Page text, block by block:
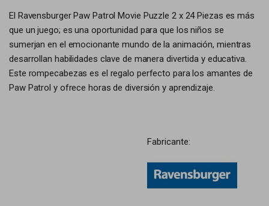
El Ravensburger Paw Patrol Movie Puzzle 2 x 24 Piezas es más
que un juego; es una oportunidad para que los niños se
sumerjan en el emocionante mundo de la animación, mientras
desarrollan habilidades clave de manera divertida y educativa.
Este rompecabezas es el regalo perfecto para los amantes de
Paw Patrol y ofrece horas de diversión y aprendizaje.
Fabricante: